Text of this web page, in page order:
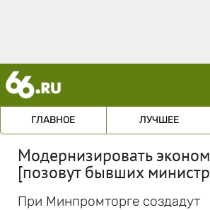
ГЛАВНОЕ ЛУЧШЕЕ
Модернизировать
[позовут бывших
При Минпромторге создадут